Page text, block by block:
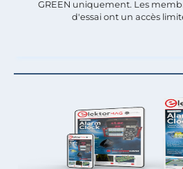
GREEN uniquement. Les
d'essai ont un accès